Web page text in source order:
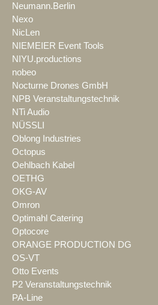
Neumann.Berlin
Nexo
NicLen
NIEMEIER Event Tools
NIYU.productions
nobeo
Nocturne Drones GmbH
NPB Veranstaltungstechnik
NTi Audio
NÜSSLI
Oblong Industries
Octopus
Oehlbach Kabel
OETHG
OKG-AV
Omron
Optimahl Catering
Optocore
ORANGE PRODUCTION DG
OS-VT
Otto Events
P2 Veranstaltungstechnik
PA-Line